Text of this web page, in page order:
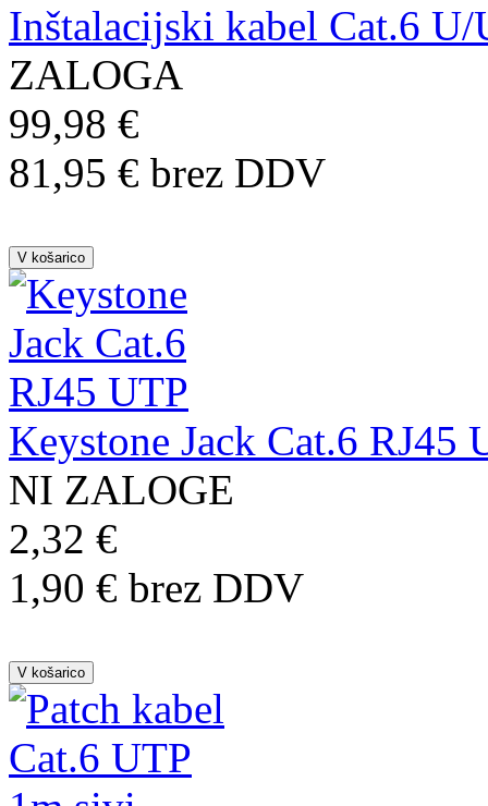
Inštalacijski kabel Cat.6
ZALOGA
99,98 €
81,95 € brez DDV
Keystone Jack Cat.6 RJ45
NI ZALOGE
2,32 €
1,90 € brez DDV